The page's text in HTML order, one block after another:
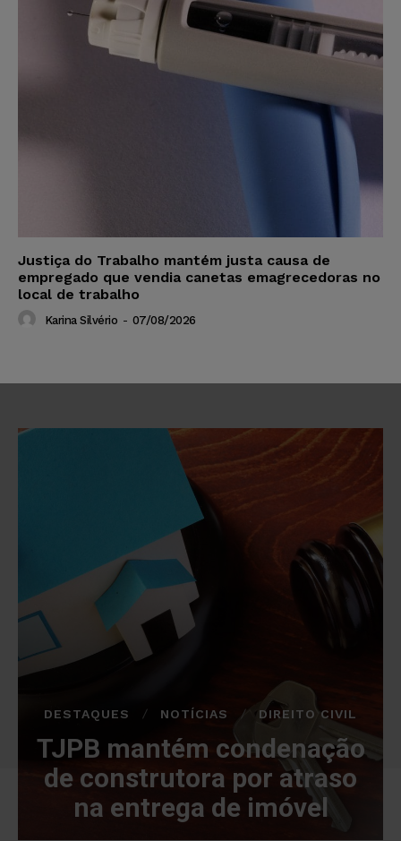
Justiça do Trabalho mantém justa causa de
empregado que vendia canetas emagrecedoras no
local de trabalho
Karina Silvério - 07/08/2026